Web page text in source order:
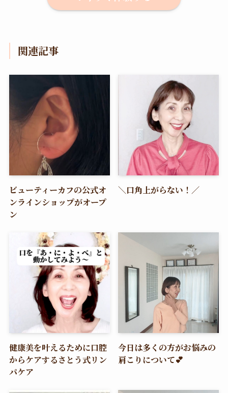
関連記事
ビューティーカフの公式オ
ンラインショップがオープ
ン
＼口角上がらない！／
健康美を叶えるために口腔
からケアするさとう式リン
パケア
今日は多くの方がお悩みの
肩こりについて💕